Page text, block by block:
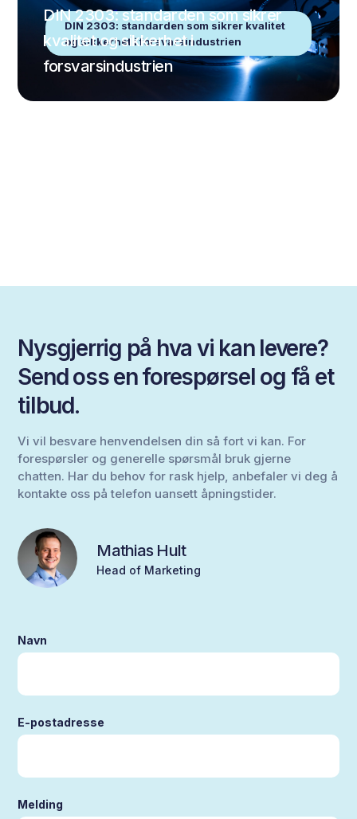
DIN 2303: standarden som sikrer kvalitet
og sikkerhet i forsvarsindustrien
DIN 2303: standarden som sikrer
kvalitet og sikkerhet i
forsvarsindustrien
Nysgjerrig på hva vi kan levere?
Send oss en forespørsel og få et
tilbud.
Vi vil besvare henvendelsen din så fort vi kan. For
forespørsler og generelle spørsmål bruk gjerne
chatten. Har du behov for rask hjelp, anbefaler vi deg å
kontakte oss på telefon uansett åpningstider.
Mathias Hult
Head of Marketing
Navn
E-postadresse
Melding